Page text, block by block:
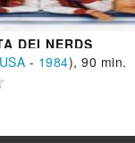
DEI NERDS
USA - 1984), 90 min.